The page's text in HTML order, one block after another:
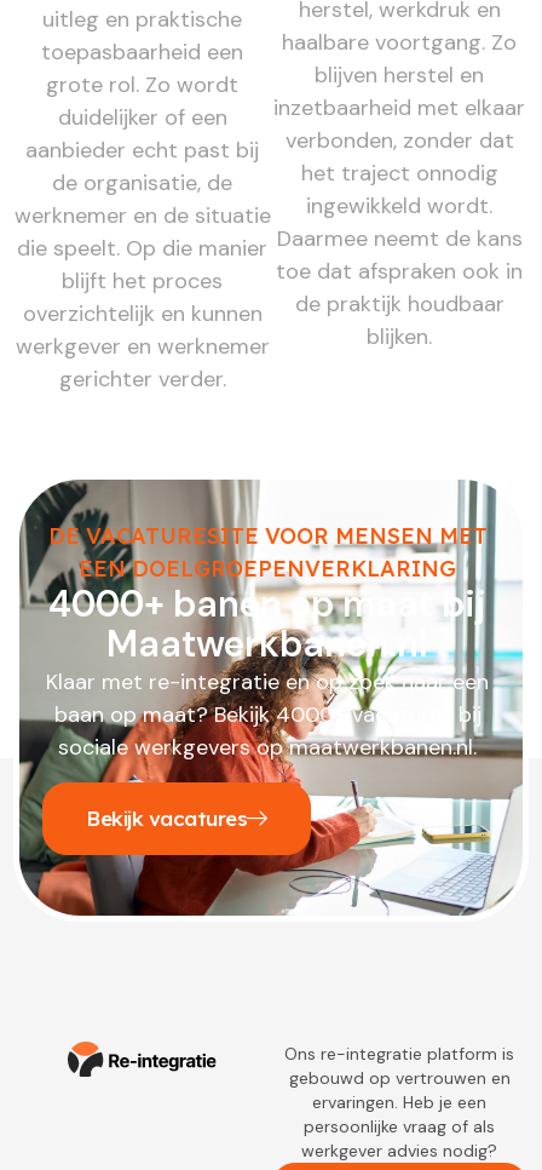
uitleg en praktische
toepasbaarheid een
grote rol. Zo wordt
duidelijker of een
aanbieder echt past bij
de organisatie, de
werknemer en de situatie
die speelt. Op die manier
blijft het proces
overzichtelijk en kunnen
werkgever en werknemer
gerichter verder.
herstel, werkdruk en
haalbare voortgang. Zo
blijven herstel en
inzetbaarheid met elkaar
verbonden, zonder dat
het traject onnodig
ingewikkeld wordt.
Daarmee neemt de kans
toe dat afspraken ook in
de praktijk houdbaar
blijken.
DE VACATURESITE VOOR MENSEN MET
EEN DOELGROEPENVERKLARING
4000+ banen op maat bij
Maatwerkbanen.nl
Klaar met re-integratie en op zoek naar een
baan op maat? Bekijk 4000+ vacatures bij
sociale werkgevers op maatwerkbanen.nl.
Bekijk vacatures
Ons re-integratie platform is
gebouwd op vertrouwen en
ervaringen. Heb je een
persoonlijke vraag of als
werkgever advies nodig?